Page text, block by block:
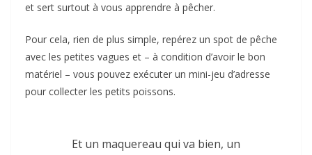
et sert surtout à vous apprendre à pêcher.
Pour cela, rien de plus simple, repérez un spot de pêche
avec les petites vagues et – à condition d’avoir le bon
matériel – vous pouvez exécuter un mini-jeu d’adresse
pour collecter les petits poissons.
Et un maquereau qui va bien, un